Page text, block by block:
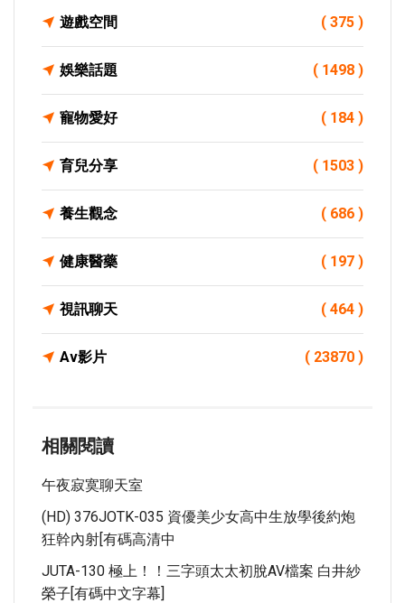
遊戲空間 ( 375 )
娛樂話題 ( 1498 )
寵物愛好 ( 184 )
育兒分享 ( 1503 )
養生觀念 ( 686 )
健康醫藥 ( 197 )
視訊聊天 ( 464 )
Av影片 ( 23870 )
相關閱讀
午夜寂寞聊天室
(HD) 376JOTK-035 資優美少女高中生放學後約炮
狂幹內射[有碼高清中
JUTA-130 極上！！三字頭太太初脫AV檔案 白井紗
榮子[有碼中文字幕]